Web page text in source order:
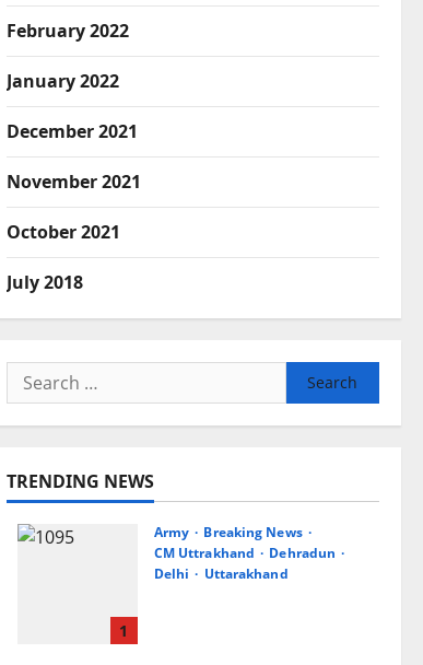
February 2022
January 2022
December 2021
November 2021
October 2021
July 2018
Search
for:
TRENDING NEWS
1
Army
Breaking News
CM Uttrakhand
Dehradun
Delhi
Uttarakhand